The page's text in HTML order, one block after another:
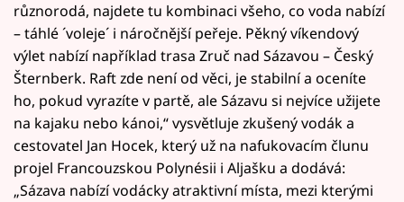
různorodá, najdete tu kombinaci všeho, co voda nabízí
– táhlé ´voleje´ i náročnější peřeje. Pěkný víkendový
výlet nabízí například trasa Zruč nad Sázavou – Český
Šternberk. Raft zde není od věci, je stabilní a oceníte
ho, pokud vyrazíte v partě, ale Sázavu si nejvíce užijete
na kajaku nebo kánoi,“ vysvětluje zkušený vodák a
cestovatel Jan Hocek, který už na nafukovacím člunu
projel Francouzskou Polynésii i Aljašku a dodává:
„Sázava nabízí vodácky atraktivní místa, mezi kterými